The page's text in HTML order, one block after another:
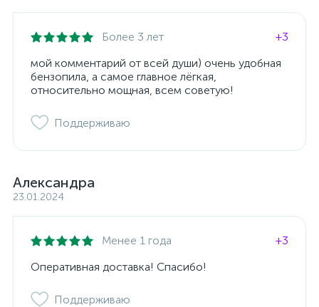
Более 3 лет
+3
мой комментарий от всей души) очень удобная
бензопила, а самое главное лёгкая,
относительно мощная, всем советую!
Поддерживаю
Александра
23.01.2024
Менее 1 года
+3
Оперативная доставка! Спасибо!
Поддерживаю